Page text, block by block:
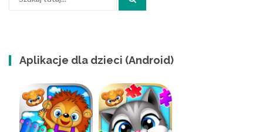
Aplikacje dla dzieci (Android)